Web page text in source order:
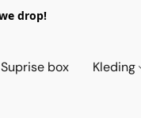
drop!
Suprise box Kleding